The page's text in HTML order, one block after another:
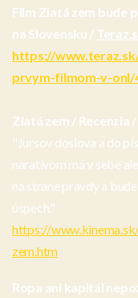
Film Zlatá zem bude
na Slovensku /
https://
prvym-filmom-v-onl/
Zlatá zem / Recenzia
"Jursov doslova a do
naratívom má v sebe
na strane pravdy a
úspech."
https://
zem.htm
Ropa ani kapitál